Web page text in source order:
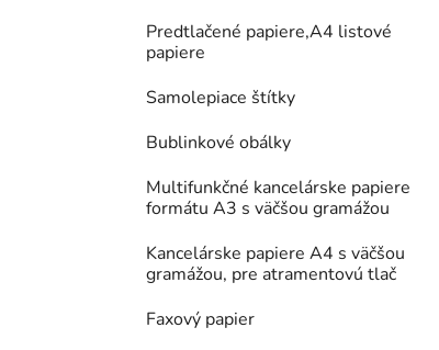
Predtlačené papiere,A4 listové
papiere
Samolepiace štítky
Bublinkové obálky
Multifunkčné kancelárske papiere
formátu A3 s väčšou gramážou
Kancelárske papiere A4 s väčšou
gramážou, pre atramentovú tlač
Faxový papier